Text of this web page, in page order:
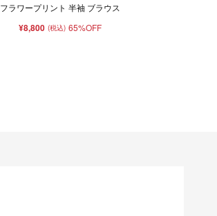
フラワープリント 半袖 ブラウス
¥8,800 (税込) 65%OFF